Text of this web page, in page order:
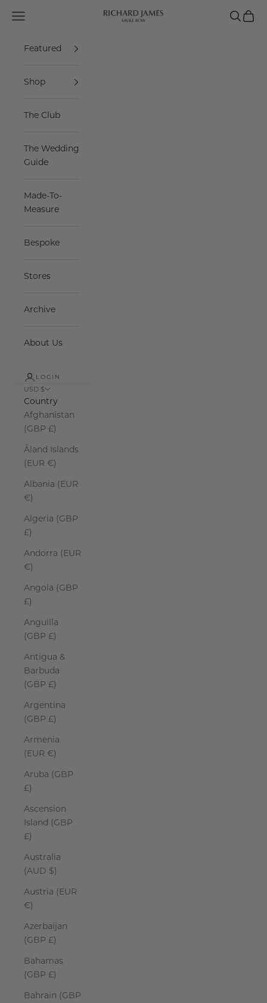
Richard James Savile Row
Navigation menu Search
Cart
Featured
Shop
The Club
The Wedding
Guide
Made-To-
Measure
Bespoke
Stores
Archive
About Us
LOGIN
USD $
Country
Afghanistan
(GBP £)
Åland Islands
(EUR €)
Albania (EUR
€)
Algeria (GBP
£)
Andorra (EUR
€)
Angola (GBP
£)
Anguilla
(GBP £)
Antigua &
Barbuda
(GBP £)
Argentina
(GBP £)
Armenia
(EUR €)
Aruba (GBP
£)
Ascension
Island (GBP
£)
Australia
(AUD $)
Austria (EUR
€)
Azerbaijan
(GBP £)
Bahamas
(GBP £)
Bahrain (GBP